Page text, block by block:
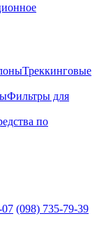
Треккинговые
Фильтры для
по
07 (098) 735-79-39